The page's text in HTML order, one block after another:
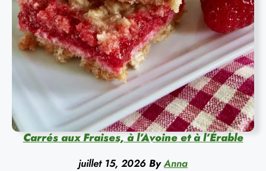
Carrés aux Fraises, à l’Avoine et à l’Érable
juillet 15, 2026 By Anna